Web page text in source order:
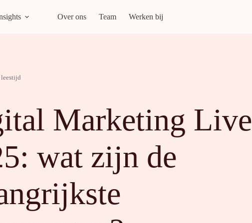
Over ons Team Werken bij
Marketing Live
wat zijn de